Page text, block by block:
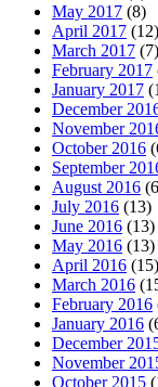
May 2017 (8)
April 2017 (12)
March 2017 (7)
February 2017
January 2017
December
November
October 2016
September
August 2016
July 2016 (13)
June 2016 (13)
May 2016 (13)
April 2016 (15)
March 2016
February 2016
January 2016
December
November
October 2015